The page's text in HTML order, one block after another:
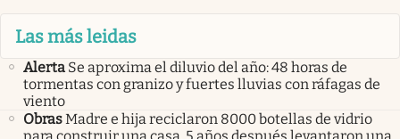
Las más leidas
Alerta Se aproxima el diluvio del año: 48 horas de
tormentas con granizo y fuertes lluvias con ráfagas de
viento
ObrasMadre e hija reciclaron 8000 botellas de vidrio